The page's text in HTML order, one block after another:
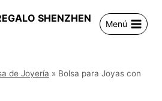
SHENZHEN
Menú
de Joyería » Bolsa para Joyas con